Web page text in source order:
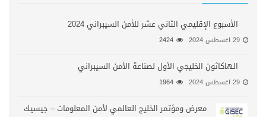
الأسبوع الإقليمي الثاني عشر للأمن السيبراني 2024
29 اغسطس 2024 2424
الهاكاثون الخليجي الأول لصناعة الأمن السيبراني
29 اغسطس 2024 1964
معرض ومؤتمر الخليج العالمي لأمن المعلومات – جيسيك